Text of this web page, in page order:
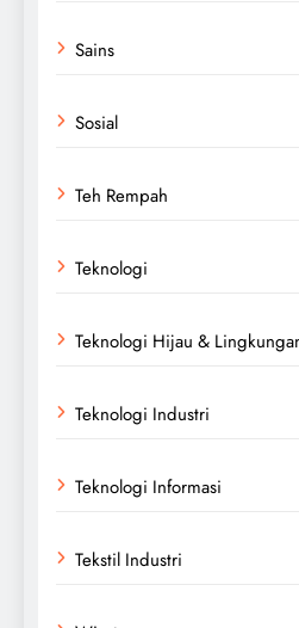
Sains
Sosial
Teh Rempah
Teknologi
Teknologi Hijau &
Teknologi Industri
Teknologi Informasi
Tekstil Industri